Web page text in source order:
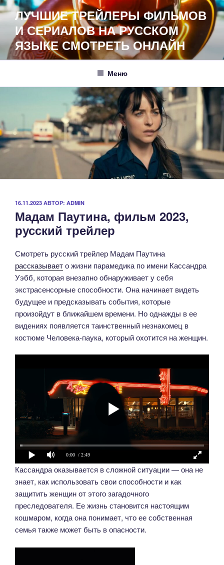
Перейти
к
содержимому
ЛУЧШИЕ ТРЕЙЛЕРЫ ФИЛЬМОВ
И СЕРИАЛОВ НА РУССКОМ
ЯЗЫКЕ СМОТРЕТЬ ОНЛАЙН
Меню
ОПУБЛИКОВАНО
16.11.2023 АВТОР: ADMIN
Мадам Паутина, фильм 2023,
русский трейлер
Смотреть русский трейлер Мадам Паутина
рассказываето жизни парамедика по имени Кассандра
Уэбб, которая внезапно обнаруживает у себя
экстрасенсорные способности. Она начинает видеть
будущее и предсказывать события, которые
произойдут в ближайшем времени. Но однажды в ее
видениях появляется таинственный незнакомец в
костюме Человека-паука, который охотится на женщин.
0:00 / 2:49
Кассандра оказывается в сложной ситуации — она не
знает, как использовать свои способности и как
защитить женщин от этого загадочного
преследователя. Ее жизнь становится настоящим
кошмаром, когда она понимает, что ее собственная
семья также может быть в опасности.